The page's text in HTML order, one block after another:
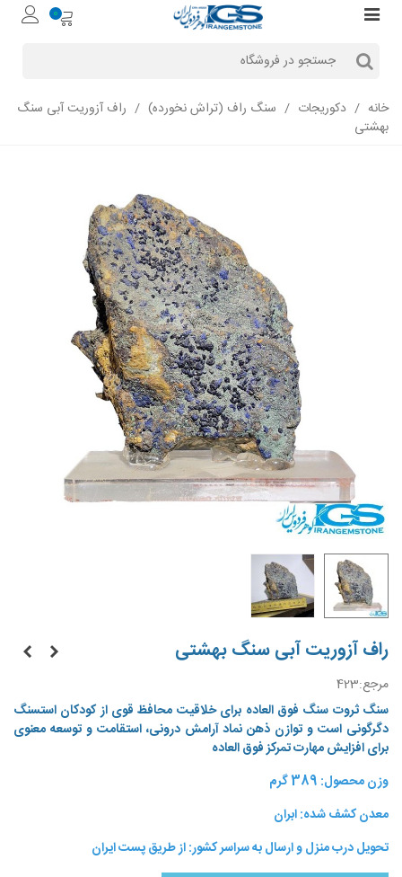
0
خانه / دکوریجات / سنگ راف (تراش نخورده) / راف آزوریت آبی سنگ
بهشتی
راف آزوریت آبی سنگ بهشتی
مرجع:423
سنگ ثروت سنگ فوق العاده برای خلاقیت محافظ قوی از کودکان استسنگ
دگرگونی است و توازن ذهن نماد آرامش درونی، استقامت و توسعه معنوی
برای افزایش مهارت تمرکز فوق العاده
وزن محصول: 389 گرم
معدن کشف شده: ابران
تحویل درب منزل و ارسال به سراسر کشور: از طریق پست ایران